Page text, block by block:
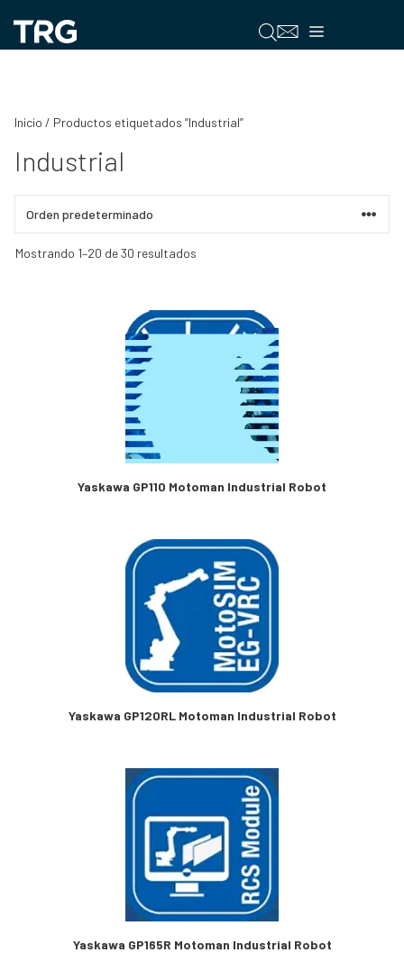
contenido
Menú
Inicio / Productos etiquetados “Industrial”
Industrial
Mostrando 1–20 de 30 resultados
Yaskawa GP110 Motoman Industrial Robot
Yaskawa GP120RL Motoman Industrial Robot
Yaskawa GP165R Motoman Industrial Robot